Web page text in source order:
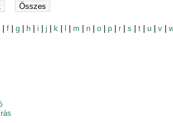
|f |g | h |i |j |k |l |m |n |o |p |r |s |t |u |v |